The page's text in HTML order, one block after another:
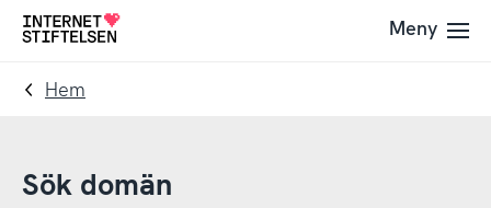
Till
navigering
Till
innehåll
Till
Meny
Hem
Sök domän